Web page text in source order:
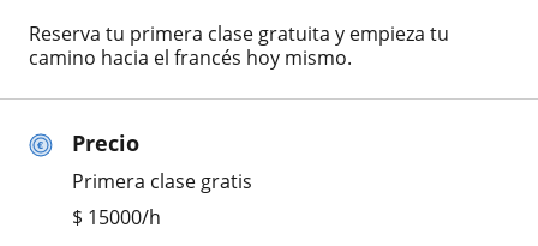
Precio
Primera clase gratis
$ 15000/h
Reserva tu primera clase gratuita y empieza tu
camino hacia el francés hoy mismo.